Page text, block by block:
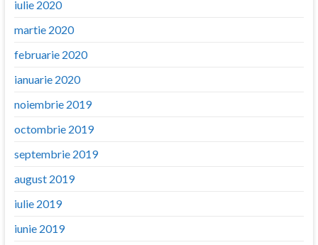
iulie 2020
martie 2020
februarie 2020
ianuarie 2020
noiembrie 2019
octombrie 2019
septembrie 2019
august 2019
iulie 2019
iunie 2019